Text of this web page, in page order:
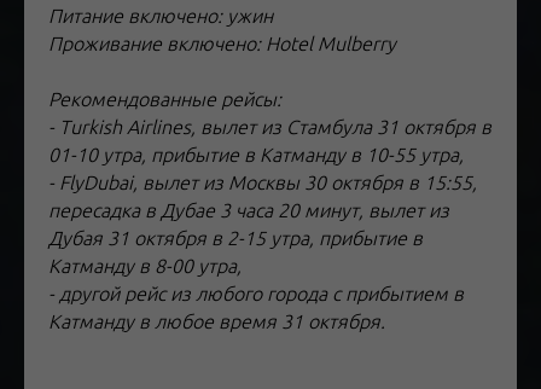
Питание включено: ужин
Проживание включено: Hotel Mulberry
Рекомендованные рейсы:
- Turkish Airlines, вылет из Стамбула 31 октября в
01-10 утра, прибытие в Катманду в 10-55 утра,
- FlyDubai, вылет из Москвы 30 октября в 15:55,
пересадка в Дубае 3 часа 20 минут, вылет из
Дубая 31 октября в 2-15 утра, прибытие в
Катманду в 8-00 утра,
- другой рейс из любого города с прибытием в
Катманду в любое время 31 октября.